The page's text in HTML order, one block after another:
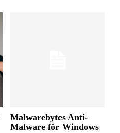
Malwarebytes Anti-
Malware för Windows